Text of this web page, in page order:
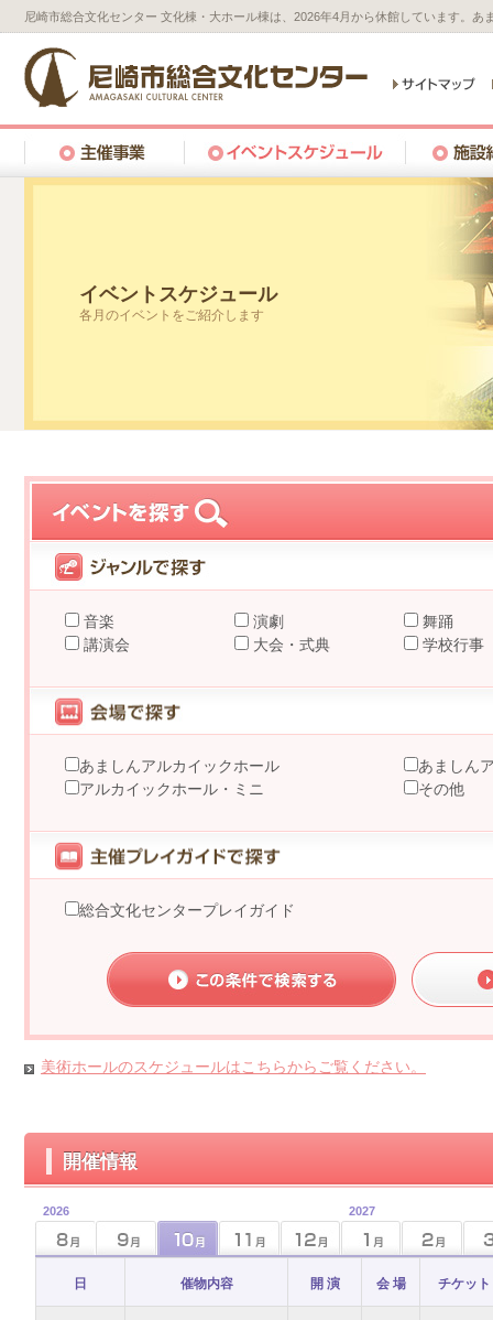
尼崎市総合文化センター 文化棟・大ホール棟は、2026年4月から休館しています。
イベントスケジュール
各月のイベントをご紹介します
音楽 演劇
舞踊
講演会
大会・式典 学校行事
あましんアルカイックホール
あましん
アルカイックホール・ミニ
その他
総合文化センタープレイガイド
美術ホールのスケジュールはこちらからご覧ください。
開催情報
2026 2027
日 催物内容 開 演 会 場 チケット